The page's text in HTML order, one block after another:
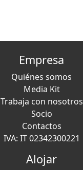
Empresa
Quiénes somos
Media Kit
Trabaja con nosotros
Socio
Contactos
IVA: IT 02342300221
Alojar